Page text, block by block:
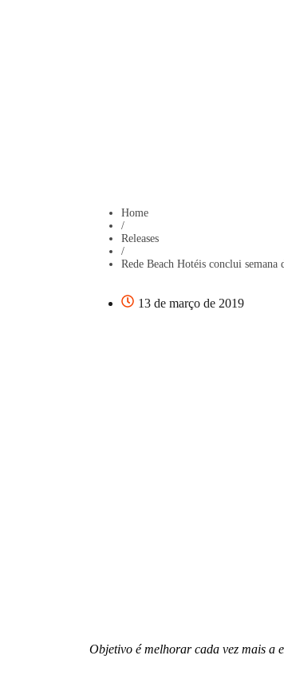
Home
/
Releases
/
Rede Beach Hotéis conclui semana
13 de março de 2019
Objetivo é melhorar cada vez mais a